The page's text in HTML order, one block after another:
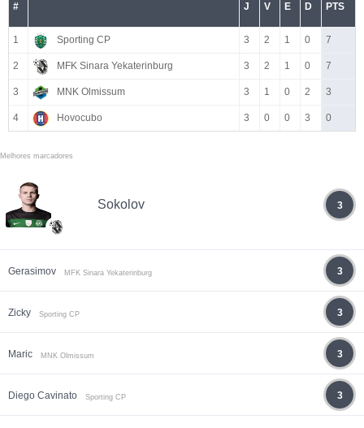
# J V E D PTS
1 Sporting CP 3 2 1 0 7
2 MFK Sinara Yekaterinburg 3 2 1 0 7
3 MNK Olmissum 3 1 0 2 3
4 Hovocubo 3 0 0 3 0
Melhores marcadores
Sokolov 3
Gerasimov MFK Sinara Yekaterinburg 3
Zicky Sporting CP 3
Maric MNK Olmissum 3
Diego Cavinato Sporting CP 3